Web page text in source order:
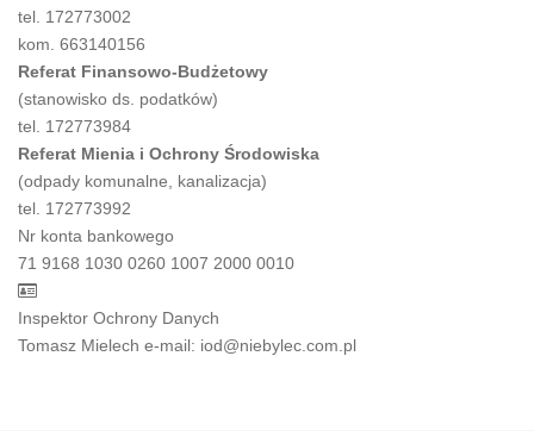
tel. 172773002
kom. 663140156
Referat Finansowo-Budżetowy
(stanowisko ds. podatków)
tel. 172773984
Referat Mienia i Ochrony Środowiska
(odpady komunalne, kanalizacja)
tel. 172773992
Nr konta bankowego
71 9168 1030 0260 1007 2000 0010
Inspektor Ochrony Danych
Tomasz Mielech e-mail: iod@niebylec.com.pl